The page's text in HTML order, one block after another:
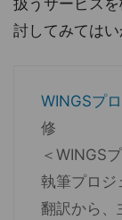
扱うサービス
討してみてはい
WINGSプ
修
＜WINGS
執筆プロジ
翻訳から、